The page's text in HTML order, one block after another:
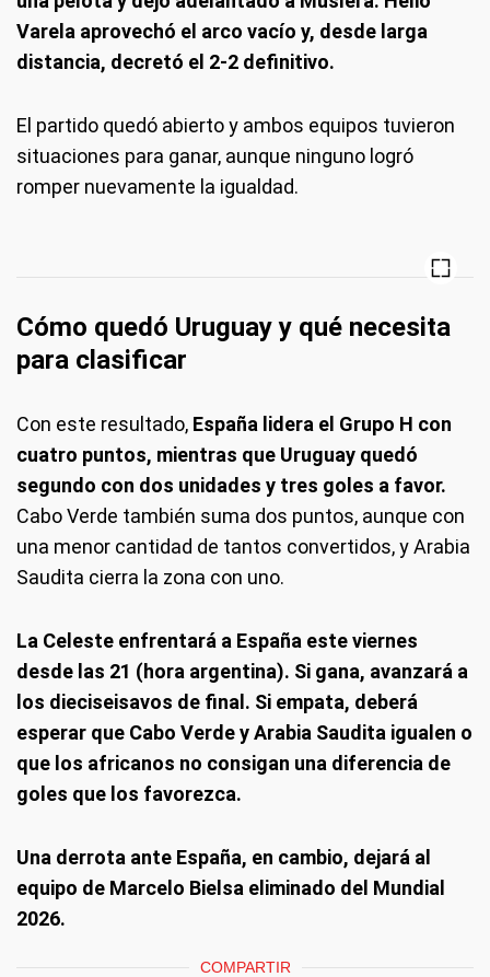
Varela aprovechó el arco vacío y, desde larga
distancia, decretó el 2-2 definitivo.
El partido quedó abierto y ambos equipos tuvieron
situaciones para ganar, aunque ninguno logró
romper nuevamente la igualdad.
Cómo quedó Uruguay y qué necesita
para clasificar
Con este resultado, España lidera el Grupo H con
cuatro puntos, mientras que Uruguay quedó
segundo con dos unidades y tres goles a favor.
Cabo Verde también suma dos puntos, aunque con
una menor cantidad de tantos convertidos, y Arabia
Saudita cierra la zona con uno.
La Celeste enfrentará a España este viernes
desde las 21 (hora argentina). Si gana, avanzará a
los dieciseisavos de final. Si empata, deberá
esperar que Cabo Verde y Arabia Saudita igualen o
que los africanos no consigan una diferencia de
goles que los favorezca.
Una derrota ante España, en cambio, dejará al
equipo de Marcelo Bielsa eliminado del Mundial
2026.
COMPARTIR